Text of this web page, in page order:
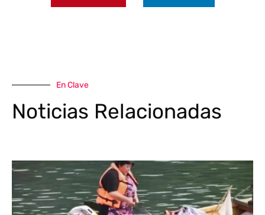
En Clave
Noticias Relacionadas